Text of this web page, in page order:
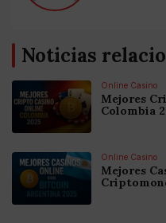
Noticias
Online Casino
Mejores
Colombia
Online Casino
Mejores